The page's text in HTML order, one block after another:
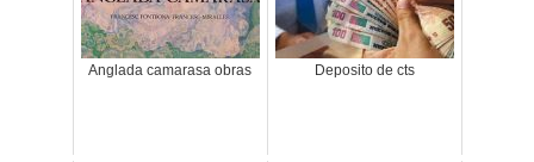
Anglada camarasa obras Deposito de cts